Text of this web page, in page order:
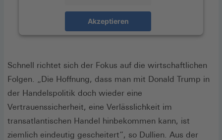
Akzeptieren
Schnell richtet sich der Fokus auf die wirtschaftlichen
Folgen. „Die Hoffnung, dass man mit Donald Trump in
der Handelspolitik doch wieder eine
Vertrauenssicherheit, eine Verlässlichkeit im
transatlantischen Handel hinbekommen kann, ist
ziemlich eindeutig gescheitert“, so Dullien. Aus der